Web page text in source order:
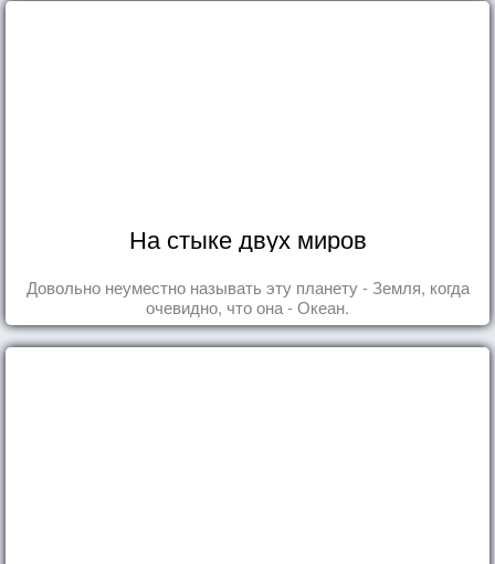
На стыке двух миров
Довольно неуместно называть эту планету - Земля, когда
очевидно, что она - Океан.